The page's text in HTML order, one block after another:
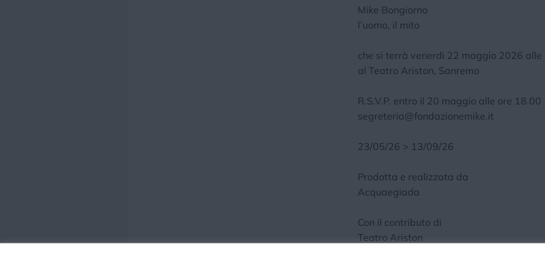
Mike Bongiorno
l’uomo, il mito
che si terrà venerdì 22 maggio 2026 alle
al Teatro Ariston, Sanremo
R.S.V.P. entro il 20 maggio alle ore 18.00
segreteria@fondazionemike.it
23/05/26 > 13/09/26
Prodotta e realizzata da
Acquaegiada
Con il contributo di
Teatro Ariston